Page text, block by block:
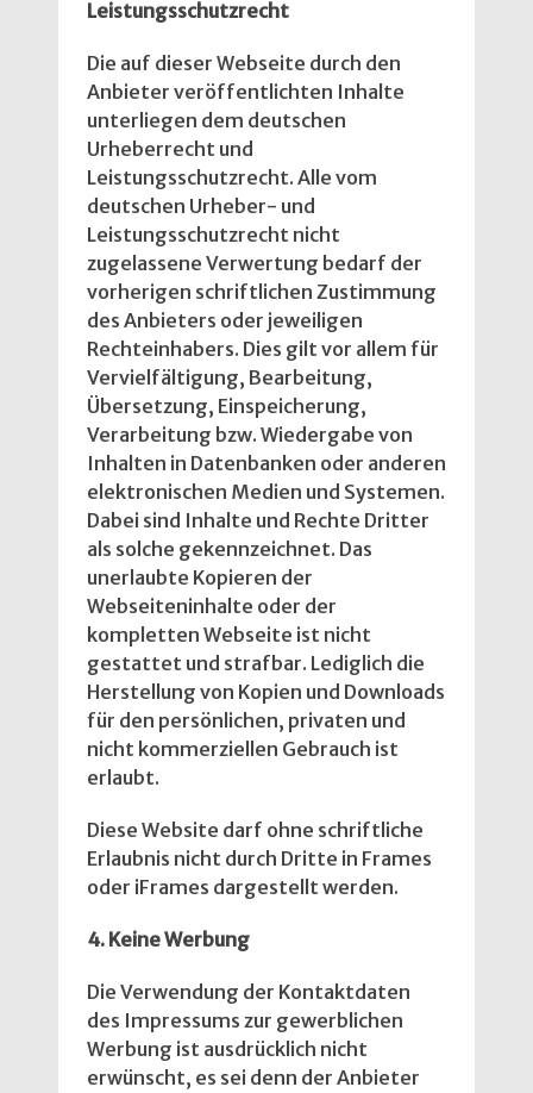
Leistungsschutzrecht
Die auf dieser Webseite durch den
Anbieter veröffentlichten Inhalte
unterliegen dem deutschen
Urheberrecht und
Leistungsschutzrecht. Alle vom
deutschen Urheber- und
Leistungsschutzrecht nicht
zugelassene Verwertung bedarf der
vorherigen schriftlichen Zustimmung
des Anbieters oder jeweiligen
Rechteinhabers. Dies gilt vor allem für
Vervielfältigung, Bearbeitung,
Übersetzung, Einspeicherung,
Verarbeitung bzw. Wiedergabe von
Inhalten in Datenbanken oder anderen
elektronischen Medien und Systemen.
Dabei sind Inhalte und Rechte Dritter
als solche gekennzeichnet. Das
unerlaubte Kopieren der
Webseiteninhalte oder der
kompletten Webseite ist nicht
gestattet und strafbar. Lediglich die
Herstellung von Kopien und Downloads
für den persönlichen, privaten und
nicht kommerziellen Gebrauch ist
erlaubt.
Diese Website darf ohne schriftliche
Erlaubnis nicht durch Dritte in Frames
oder iFrames dargestellt werden.
4. Keine Werbung
Die Verwendung der Kontaktdaten
des Impressums zur gewerblichen
Werbung ist ausdrücklich nicht
erwünscht, es sei denn der Anbieter